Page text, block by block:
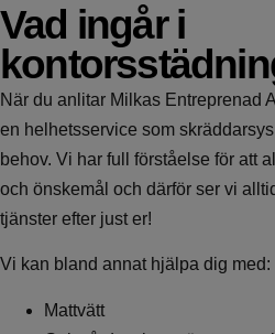
Vad ingår i
När du anlitar Milkas Entreprenad
en helhetsservice som
behov. Vi har full förståelse för att
och önskemål och därför ser vi
tjänster efter just er!
Vi kan bland annat hjälpa dig med:
Mattvätt